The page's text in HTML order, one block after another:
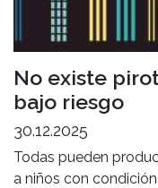
No existe
bajo riesgo
30.12.2025
Todas pueden
a niños con